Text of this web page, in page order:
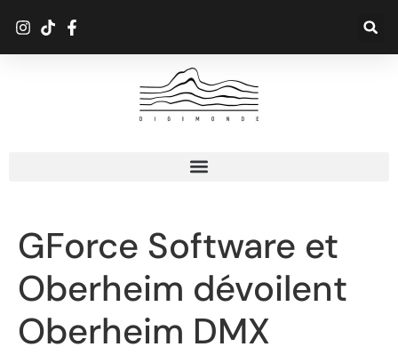
GForce Software et
Oberheim dévoilent
Oberheim DMX